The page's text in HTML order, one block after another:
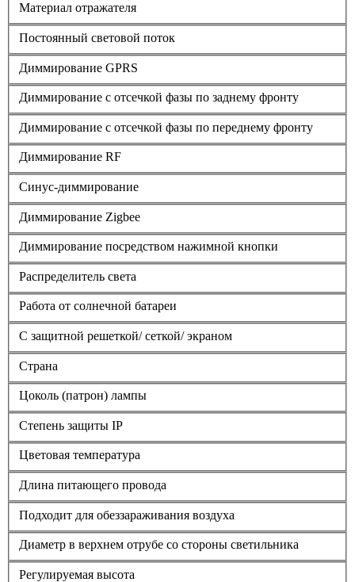
Материал отражателя
Постоянный световой поток
Диммирование GPRS
Диммирование с отсечкой фазы по заднему фронту
Диммирование с отсечкой фазы по переднему фронту
Диммирование RF
Синус-диммирование
Диммирование Zigbee
Диммирование посредством нажимной кнопки
Распределитель света
Работа от солнечной батареи
С защитной решеткой/ сеткой/ экраном
Страна
Цоколь (патрон) лампы
Степень защиты IP
Цветовая температура
Длина питающего провода
Подходит для обеззараживания воздуха
Диаметр в верхнем отрубе со стороны светильника
Регулируемая высота